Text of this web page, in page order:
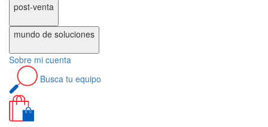
post-venta
mundo de soluciones
Sobre mi cuenta
Busca tu equipo